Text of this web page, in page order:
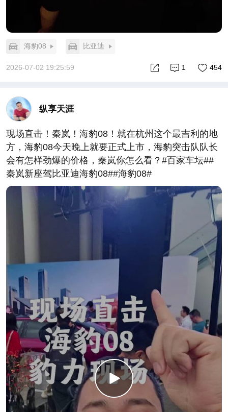
海豹08 比亚迪
2026-07-02 19:25:59 454
1
纵享天涯
现场直击！秦岚！海豹08！就在杭州这个最吉利的地
方，海豹08今天晚上就要正式上市，海豹突击队队长
会有怎样劲爆的价格，秦岚你怎么看？#百家车坛##
秦岚新座驾比亚迪海豹08##海豹08#